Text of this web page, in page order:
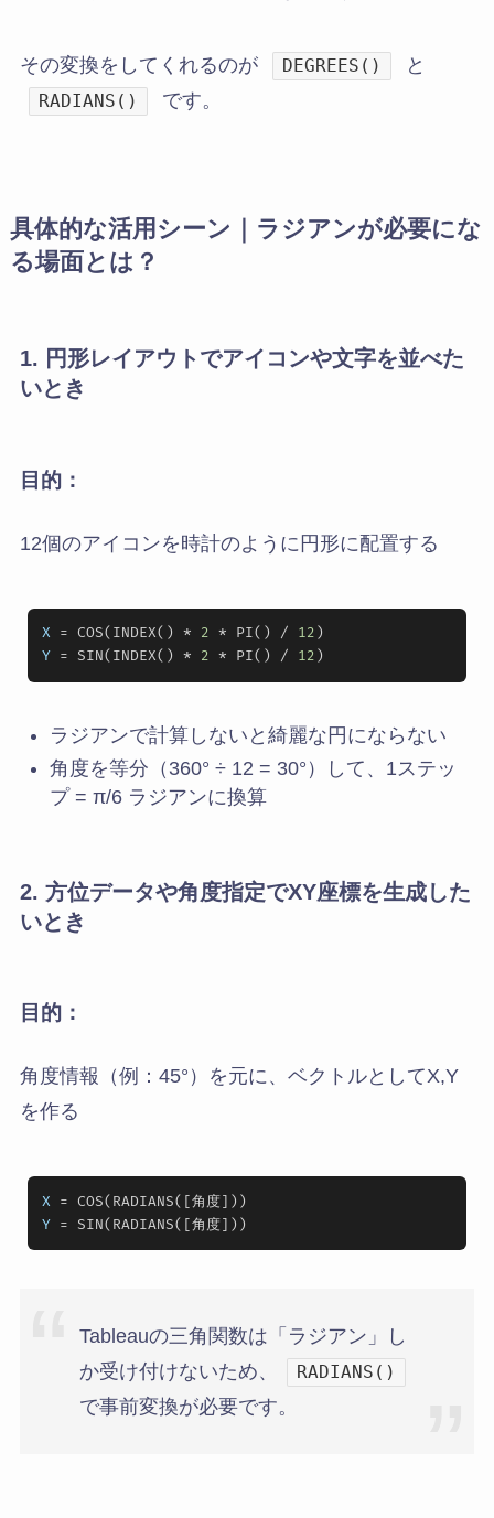
その変換をしてくれるのが DEGREES() と
RADIANS() です。
具体的な活用シーン｜ラジアンが必要にな
る場面とは？
1. 円形レイアウトでアイコンや文字を並べた
いとき
目的：
12個のアイコンを時計のように円形に配置する
X = COS(INDEX() * 2 * PI() / 12
Y = SIN(INDEX() * 2 * PI() / 12
ラジアンで計算しないと綺麗な円にならない
角度を等分（360° ÷ 12 = 30°）して、1ステッ
プ = π/6 ラジアンに換算
2. 方位データや角度指定でXY座標を生成した
いとき
目的：
角度情報（例：45°）を元に、ベクトルとしてX,Y
を作る
X
Y
Tableauの三角関数は「ラジアン」し
か受け付けないため、
RADIANS()
で事前変換が必要です。